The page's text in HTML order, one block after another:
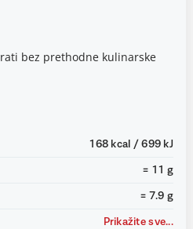
bez prethodne kulinarske
168 kcal / 699 kJ
= 11 g
= 7.9 g
Prikažite sve...